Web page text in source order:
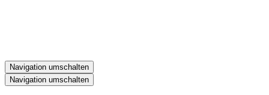
Navigation umschalten
Navigation umschalten